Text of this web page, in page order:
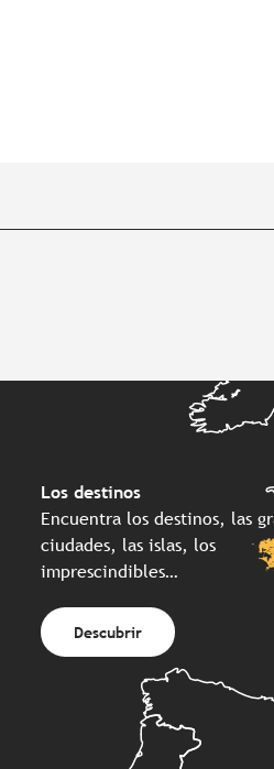
Los destinos
Encuentra los destinos, las
ciudades, las islas, los
imprescindibles…
Descubrir